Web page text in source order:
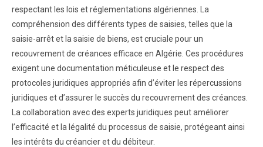
respectant les lois et réglementations algériennes. La
compréhension des différents types de saisies, telles que la
saisie-arrêt et la saisie de biens, est cruciale pour un
recouvrement de créances efficace en Algérie. Ces procédures
exigent une documentation méticuleuse et le respect des
protocoles juridiques appropriés afin d’éviter les répercussions
juridiques et d’assurer le succès du recouvrement des créances.
La collaboration avec des experts juridiques peut améliorer
l’efficacité et la légalité du processus de saisie, protégeant ainsi
les intérêts du créancier et du débiteur.